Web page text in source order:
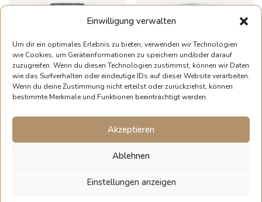
Einwilligung verwalten
Um dir ein optimales Erlebnis zu bieten, verwenden wir Technologien
wie Cookies, um Geräteinformationen zu speichern und/oder darauf
zuzugreifen. Wenn du diesen Technologien zustimmst, können wir Daten
wie das Surfverhalten oder eindeutige IDs auf dieser Website verarbeiten.
Wenn du deine Zustimmung nicht erteilst oder zurückziehst, können
bestimmte Merkmale und Funktionen beeinträchtigt werden.
Akzeptieren
Ablehnen
Einstellungen anzeigen
EYE GEL
13.00€ –24.00€ inkl. MwSt.
Weiterlesen
Eye Gel – erfrischt, glättet,
spendet Feuchtigkeit
12.50 € inkl. MwSt.
Weiterlesen